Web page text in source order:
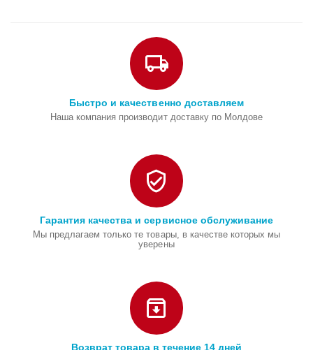
Быстро и качественно доставляем
Наша компания производит доставку по Молдове
Гарантия качества и сервисное обслуживание
Мы предлагаем только те товары, в качестве которых мы
уверены
Возврат товара в течение 14 дней